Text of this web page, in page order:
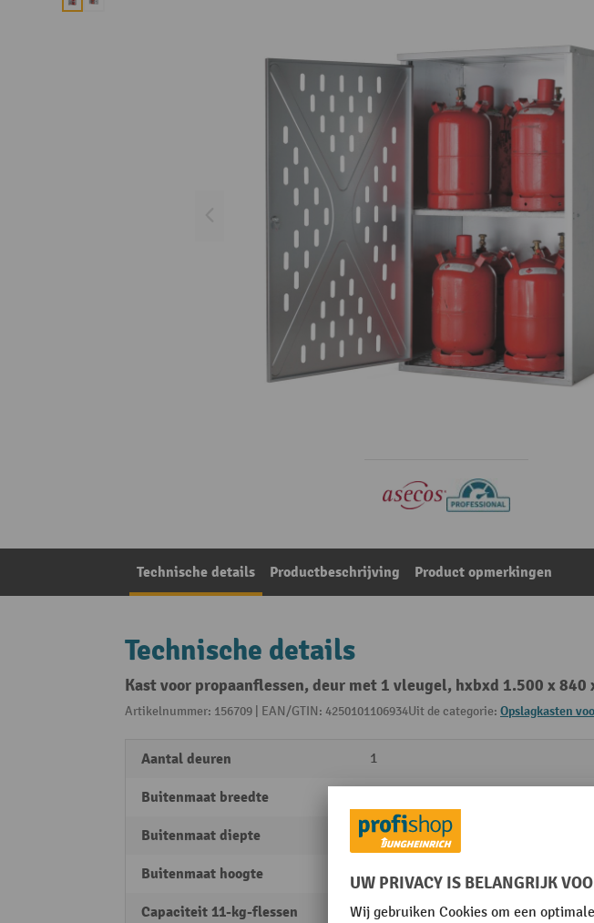
Technische details Productbeschrijving Product opmerkingen
Technische details
Kast voor propaanflessen, deur met 1 vleugel, hxbxd 1.500 x 840
Artikelnummer: 156709 | EAN/GTIN: 4250101106934Uit de categorie: Opslagkasten
Aantal deuren 1
Buitenmaat breedte
Buitenmaat diepte 690 mm
Buitenmaat hoogte 1500 mm
Capaciteit 11-kg-flessen 10